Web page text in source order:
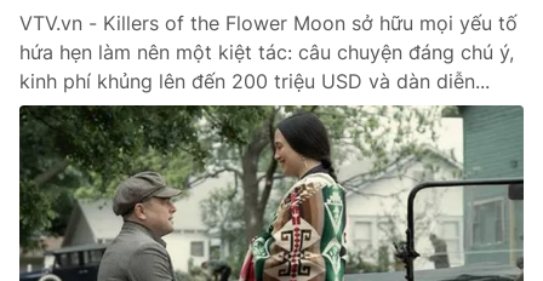
Hậu trường
Nhân vật
Khán giả
Giải sao mai
Điện ảnh
Âm nhạc
Sao
Đời sống
Du lịch
Làm đẹp
Chất lượng cuộc sống
Giáo dục
Tuyển sinh
Học trực tuyến
Công nghệ
Hitech Công nghệ tương lai
Giao lưu trực tuyến
VTV.vn - Killers of the Flower Moon sở hữu mọi yếu tố
hứa hẹn làm nên một kiệt tác: câu chuyện đáng chú ý,
kinh phí khủng lên đến 200 triệu USD và dàn diễn...